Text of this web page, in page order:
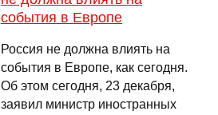
события в Европе
Россия не должна влиять на
события в Европе, как сегодня.
Об этом сегодня, 23 декабря,
заявил министр иностранных